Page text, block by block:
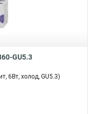
GU5.3
6Вт, холод, GU5.3)